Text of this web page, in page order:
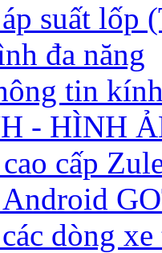
suất lốp
đa năng
tin
- HÌNH
cấp
dòng